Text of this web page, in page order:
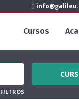
Cursos
FILTROS